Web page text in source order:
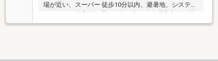
場が近い、スーパー 徒歩10分以内、避暑地、システム
まで平坦、閑静な住宅地、和室、最上階・上階なし、